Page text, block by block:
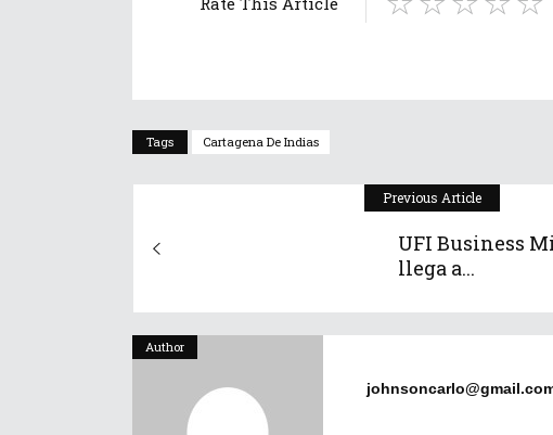
Tags Cartagena De Indias
Previous Article
UFI Business
llega a...
Author